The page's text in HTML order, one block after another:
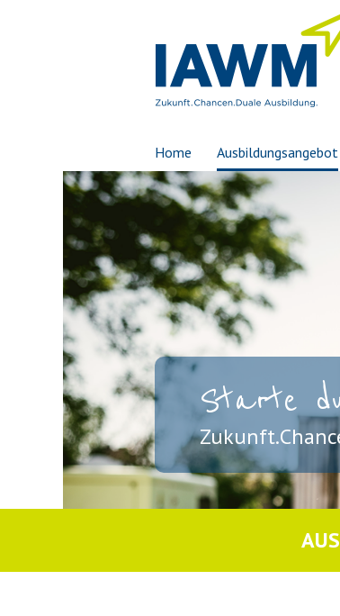
Home Ausbildungsangebot
Starte